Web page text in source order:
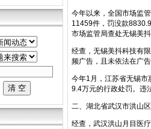
今年以来，全国市场监
11459件，罚没款
市场监管局查处无锡美
经查，无锡美抖科技有
频广告，且未依法在广
今年1月，江苏省无锡市
9.4万元的行政处罚。违
二、湖北省武汉市洪山
经查，武汉洪山月目医